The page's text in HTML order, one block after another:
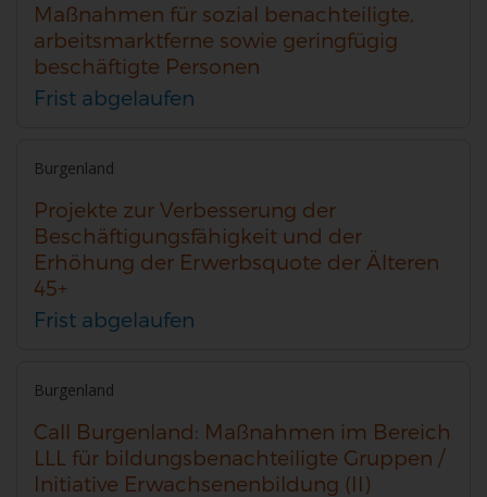
Maßnahmen für sozial benachteiligte,
arbeitsmarktferne sowie geringfügig
beschäftigte Personen
Frist abgelaufen
Burgenland
Projekte zur Verbesserung der
Beschäftigungsfähigkeit und der
Erhöhung der Erwerbsquote der Älteren
45+
Frist abgelaufen
Burgenland
Call Burgenland: Maßnahmen im Bereich
LLL für bildungsbenachteiligte Gruppen /
Initiative Erwachsenenbildung (II)